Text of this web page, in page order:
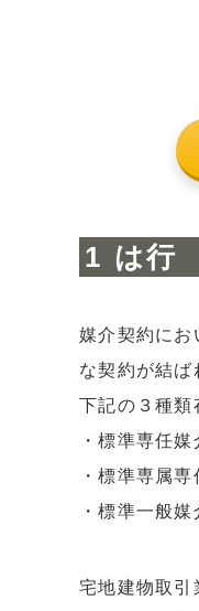
は行
媒介契約にお
な契約が結
下記の３種類
・標準専任
・標準専属
・標準一般
宅地建物取引